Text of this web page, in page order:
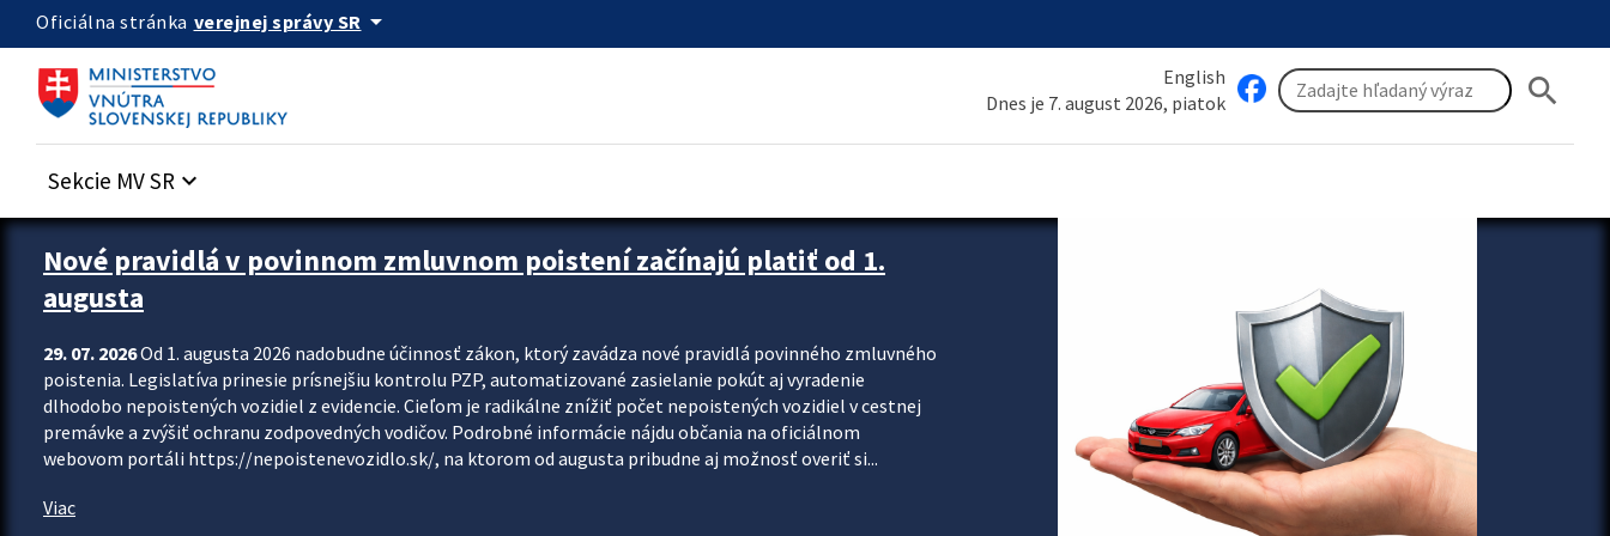
Preskocit na hlavný obsah
Oficiálna stránka verejnej správy SR arrow_drop_down
English
Dnes je 7. august 2026, piatok
search
Sekcie MV SR keyboard_arrow_down
Zastavit automatický posun upútavok
Nové pravidlá v povinnom zmluvnom poistení začínajú platiť od 1.
augusta
29. 07. 2026Od 1. augusta 2026 nadobudne účinnosť zákon, ktorý zavádza nové pravidlá povinného zmluvného
poistenia. Legislatíva prinesie prísnejšiu kontrolu PZP, automatizované zasielanie pokút aj vyradenie
dlhodobo nepoistených vozidiel z evidencie. Cieľom je radikálne znížiť počet nepoistených vozidiel v cestnej
premávke a zvýšiť ochranu zodpovedných vodičov. Podrobné informácie nájdu občania na oficiálnom
webovom portáli https://nepoistenevozidlo.sk/, na ktorom od augusta pribudne aj možnosť overiť si...
Viac